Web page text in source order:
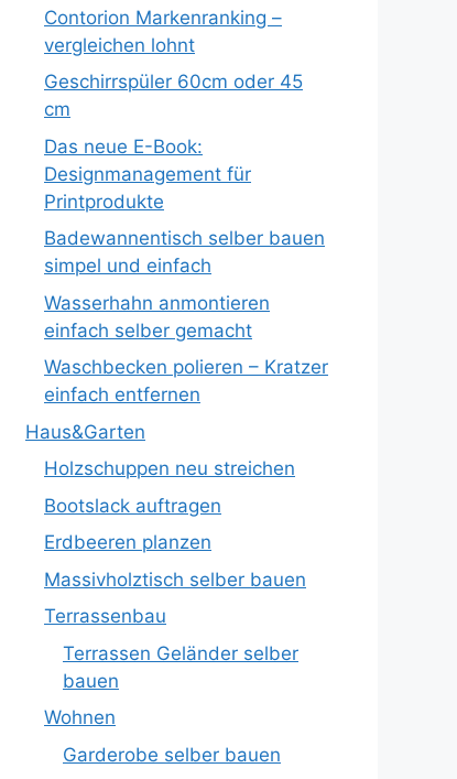
Contorion Markenranking –
vergleichen lohnt
Geschirrspüler 60cm oder 45
cm
Das neue E-Book:
Designmanagement für
Printprodukte
Badewannentisch selber bauen
simpel und einfach
Wasserhahn anmontieren
einfach selber gemacht
Waschbecken polieren – Kratzer
einfach entfernen
Haus&Garten
Holzschuppen neu streichen
Bootslack auftragen
Erdbeeren planzen
Massivholztisch selber bauen
Terrassenbau
Terrassen Geländer selber
bauen
Wohnen
Garderobe selber bauen